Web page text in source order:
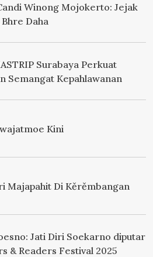
Winong Mojokerto: Jejak
Daha
Surabaya Perkuat
Semangat Kepahlawanan
Kini
Majapahit Di Kěrěmbangan
Jati Diri Soekarno diputar
& Readers Festival 2025